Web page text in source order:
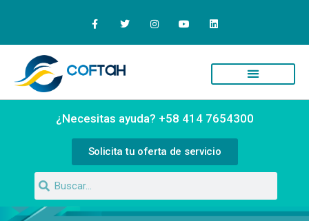
¿Necesitas ayuda? +58 414 7654300
Solicita tu oferta de servicio